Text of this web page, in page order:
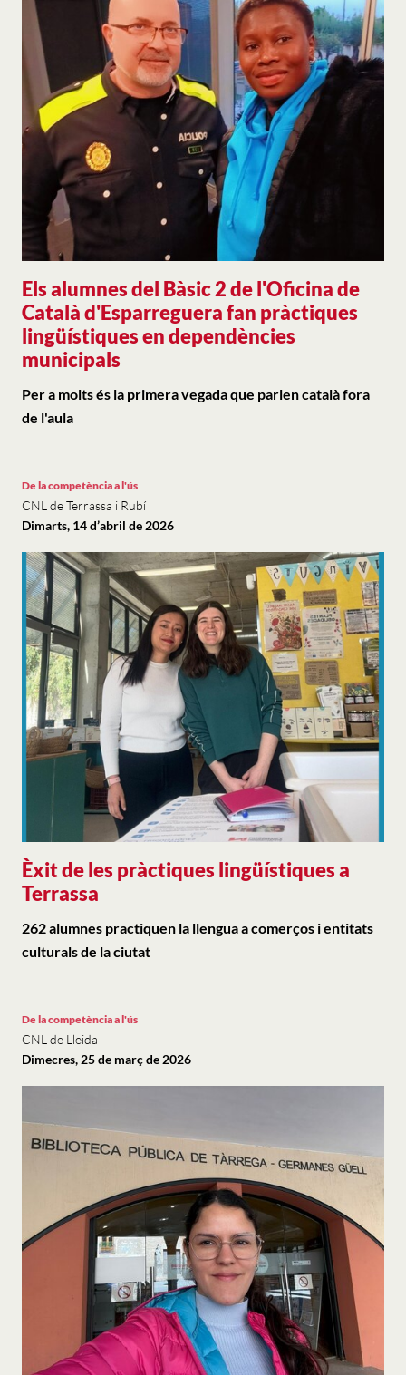
Els alumnes del Bàsic 2 de l'Oficina de
Català d'Esparreguera fan pràctiques
lingüístiques en dependències
municipals
Per a molts és la primera vegada que parlen català fora
de l'aula
Èxit de les pràctiques lingüístiques a
Terrassa
De la competència a l'ús
CNL de Terrassa i Rubí
Dimarts, 14 d’abril de 2026
262 alumnes practiquen la llengua a comerços i entitats
culturals de la ciutat
De la competència a l'ús
CNL de Lleida
Dimecres, 25 de març de 2026